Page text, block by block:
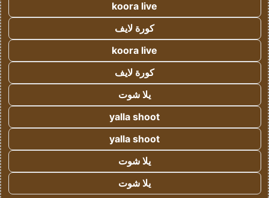
koora live
كورة لايف
koora live
كورة لايف
يلا شوت
yalla shoot
yalla shoot
يلا شوت
يلا شوت